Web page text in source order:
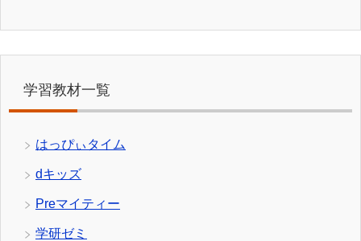
学習教材一覧
はっぴぃタイム
dキッズ
Preマイティー
学研ゼミ